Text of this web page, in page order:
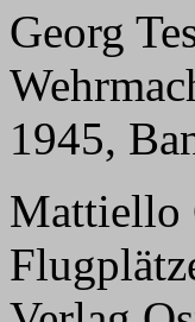
Georg
1945,
Mattiello